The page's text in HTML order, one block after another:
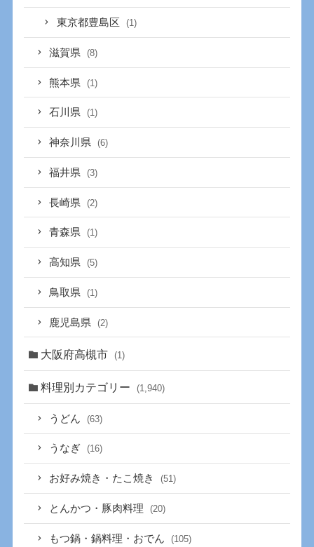
東京都豊島区 (1)
滋賀県 (8)
熊本県 (1)
石川県 (1)
神奈川県 (6)
福井県 (3)
長崎県 (2)
青森県 (1)
高知県 (5)
鳥取県 (1)
鹿児島県 (2)
大阪府高槻市 (1)
料理別カテゴリー (1,940)
うどん (63)
うなぎ (16)
お好み焼き・たこ焼き (51)
とんかつ・豚肉料理 (20)
もつ鍋・鍋料理・おでん (105)